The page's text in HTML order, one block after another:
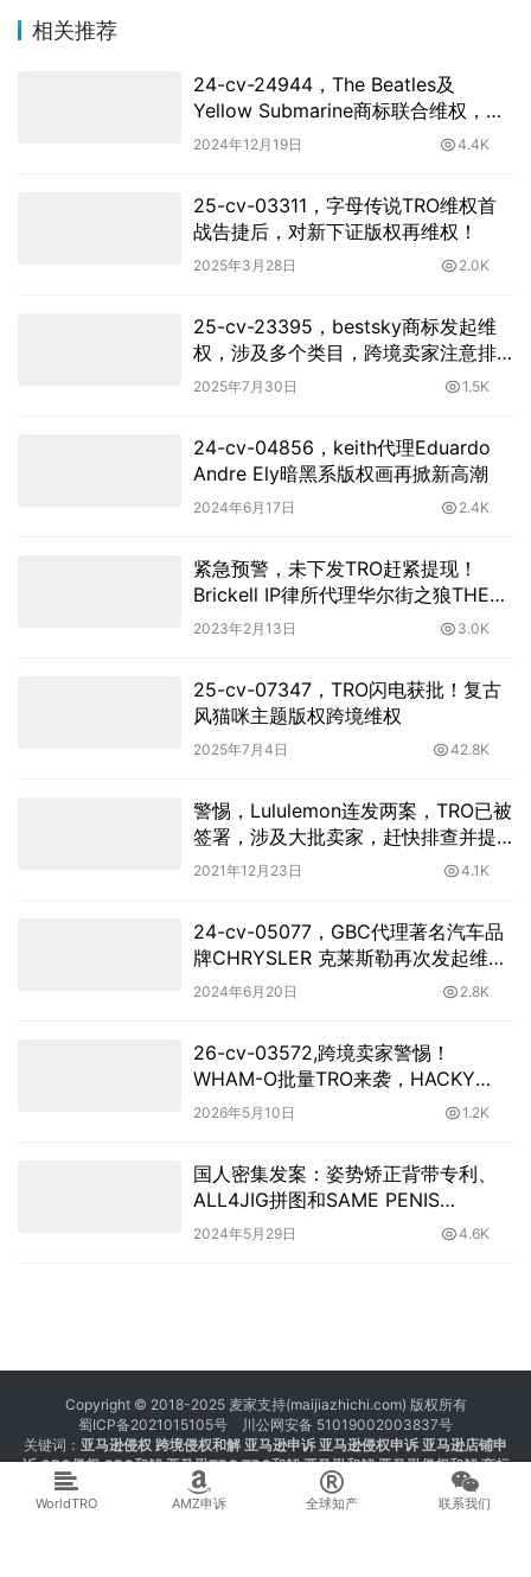
相关推荐
24-cv-24944，The Beatles及
Yellow Submarine商标联合维权，跨
境卖家速查
2024年12月19日 4.4K
25-cv-03311，字母传说TRO维权首
战告捷后，对新下证版权再维权！
2025年3月28日 2.0K
25-cv-23395，bestsky商标发起维
权，涉及多个类目，跨境卖家注意排
查避雷！
2025年7月30日 1.5K
24-cv-04856，keith代理Eduardo
Andre Ely暗黑系版权画再掀新高潮
2024年6月17日 2.4K
紧急预警，未下发TRO赶紧提现！
Brickell IP律所代理华尔街之狼THE
WOLF OF WALL STREET版权维权！
2023年2月13日 3.0K
25-cv-07347，TRO闪电获批！复古
风猫咪主题版权跨境维权
2025年7月4日 42.8K
警惕，Lululemon连发两案，TRO已被
签署，涉及大批卖家，赶快排查并提
现！
2021年12月23日 4.1K
24-cv-05077，GBC代理著名汽车品
牌CHRYSLER 克莱斯勒再次发起维
权！
2024年6月20日 2.8K
26-cv-03572,跨境卖家警惕！
WHAM-O批量TRO来袭，HACKY
SACK沙包维权进行时！
2026年5月10日 1.2K
国人密集发案：姿势矫正背带专利、
ALL4JIG拼图和SAME PENIS
FOREVER装饰品商标发起维权！
2024年5月29日 4.6K
Copyright © 2018-2025 麦家支持(maijiazhichi.com) 版权所有
蜀ICP备2021015105号
川公网安备 51019002003837号
关键词： 亚马逊侵权 跨境侵权和解 亚马逊申诉 亚马逊侵权申诉 亚马逊店铺申
诉 GBC侵权 GBC和解 亚马逊TRO TRO和解 亚马逊和解 亚马逊侵权和解商标
注册 专利注册 版权注册
WorldTRO AMZ申诉 全球知产 联系我们